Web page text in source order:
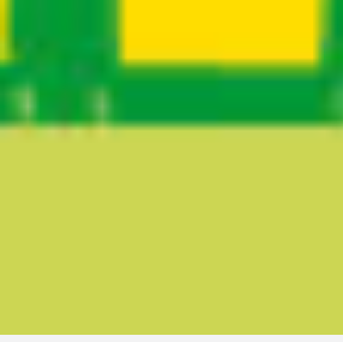
Ruta del sitio